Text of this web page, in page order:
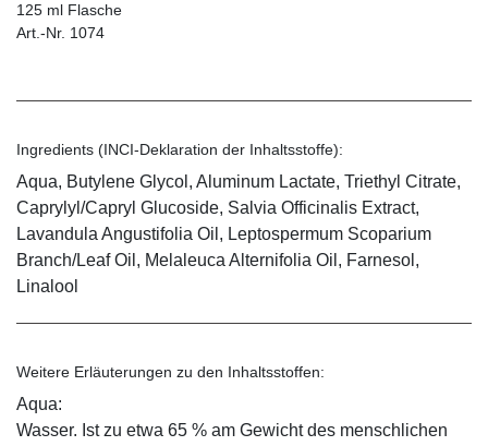
125 ml Flasche
Art.-Nr. 1074
Ingredients (INCI-Deklaration der Inhaltsstoffe):
Aqua, Butylene Glycol, Aluminum Lactate, Triethyl Citrate,
Caprylyl/Capryl Glucoside, Salvia Officinalis Extract,
Lavandula Angustifolia Oil, Leptospermum Scoparium
Branch/Leaf Oil, Melaleuca Alternifolia Oil, Farnesol,
Linalool
Weitere Erläuterungen zu den Inhaltsstoffen:
Aqua:
Wasser. Ist zu etwa 65 % am Gewicht des menschlichen